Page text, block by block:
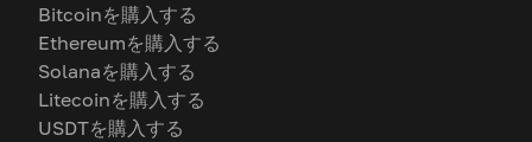
Bitcoinを購入する
Ethereumを購入する
Solanaを購入する
Litecoinを購入する
USDTを購入する